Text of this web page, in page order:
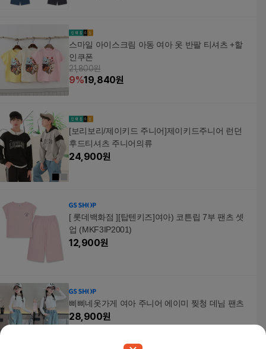
스마일 아이스크림 아동 여아 옷 반팔 티셔츠 +할
인쿠폰
21,800원
9%19,840원
[보리보리/제이키드 주니어]제이키드주니어 런던
후드티셔츠 주니어의류
24,900원
[ 롯데백화점 ][탑텐키즈]여아) 코튼립 7부 팬츠 셋
업 (MKF3IP2001)
12,900원
삐삐네옷가게 여아 주니어 에이미 찢청 데님 팬츠
28,900원